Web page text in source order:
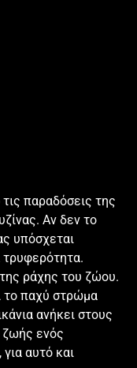
παραδόσεις της
Αν δεν το
υπόσχεται
τρυφερότητα.
ράχης του ζώου.
το παχύ στρώμα
ανήκει στους
ζωής ενός
αυτό και